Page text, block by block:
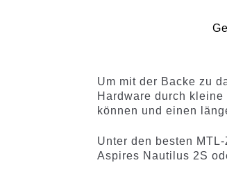
Um mit der Backe zu
Hardware durch
können und einen
Unter den besten
Aspires Nautilus 2S